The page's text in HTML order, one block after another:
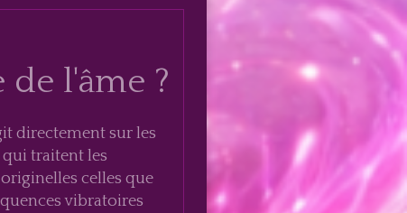
l'âme ?
directement sur les
traitent les
celles que
vibratoires